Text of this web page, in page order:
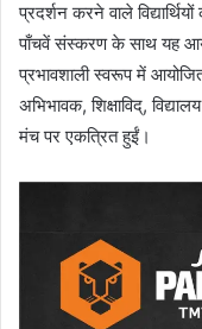
प्रदर्शन करने वाले
पाँचवें संस्करण के साथ यह
प्रभावशाली स्वरूप में आयोजित
अभिभावक, शिक्षाविद्,
मंच पर एकत्रित हुईं।